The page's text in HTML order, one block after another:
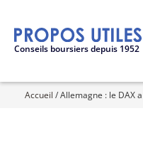
Conseils boursiers depuis 1952
Accueil /Allemagne : le DAX